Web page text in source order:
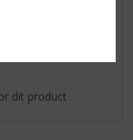
dit product